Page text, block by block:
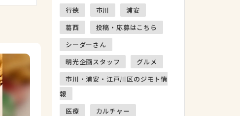
行徳
市川
浦安
葛西
投稿・応募はこちら
シーダーさん
明光企画スタッフ
グルメ
市川・浦安・江戸川区のジモト情
報
医療
カルチャー